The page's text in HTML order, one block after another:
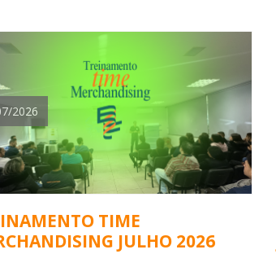
2026
TIME
JULHO 2026